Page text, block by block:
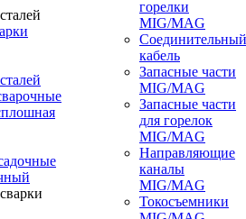
горелки
MIG/MAG
Соединительный
кабель
Запасные части
MIG/MAG
Запасные части
для горелок
MIG/MAG
Направляющие
каналы
MIG/MAG
Токосъемники